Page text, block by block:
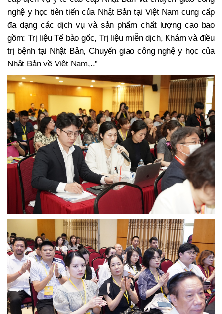
nghệ y học tiên tiến của Nhật Bản tại Việt Nam cung cấp
đa dạng các dịch vụ và sản phẩm chất lượng cao bao
gồm: Trị liệu Tế bào gốc, Trị liệu miễn dịch, Khám và điều
trị bệnh tại Nhật Bản, Chuyển giao công nghệ y học của
Nhật Bản về Việt Nam,..”